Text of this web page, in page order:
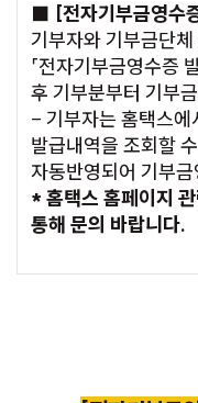
■ [전자기부금영수
기부자와 기부금단
「전자기부금영수증
후 기부분부터 기부
- 기부자는 홈택스에
발급내역을 조회할
자동반영되어 기부
* 홈택스 홈페이지
통해 문의 바랍니다.